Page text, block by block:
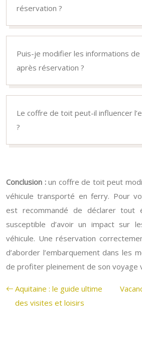
réservation ?
Puis-je modifier les informations de
après réservation ?
Le coffre de toit peut-il influencer
?
Conclusion :un coffre de toit peut
véhicule transporté en ferry. Pour
est recommandé de déclarer tout
susceptible d’avoir un impact sur
véhicule. Une réservation
d’aborder l’embarquement dans les
de profiter pleinement de son voyage
Aquitaine : le guide ultime
des visites et loisirs